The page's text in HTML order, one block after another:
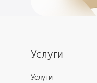
Услуги
Услуги